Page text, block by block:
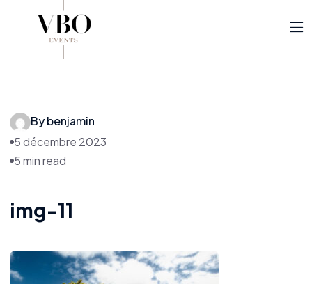
By benjamin
5 décembre 2023
5 min read
img-11